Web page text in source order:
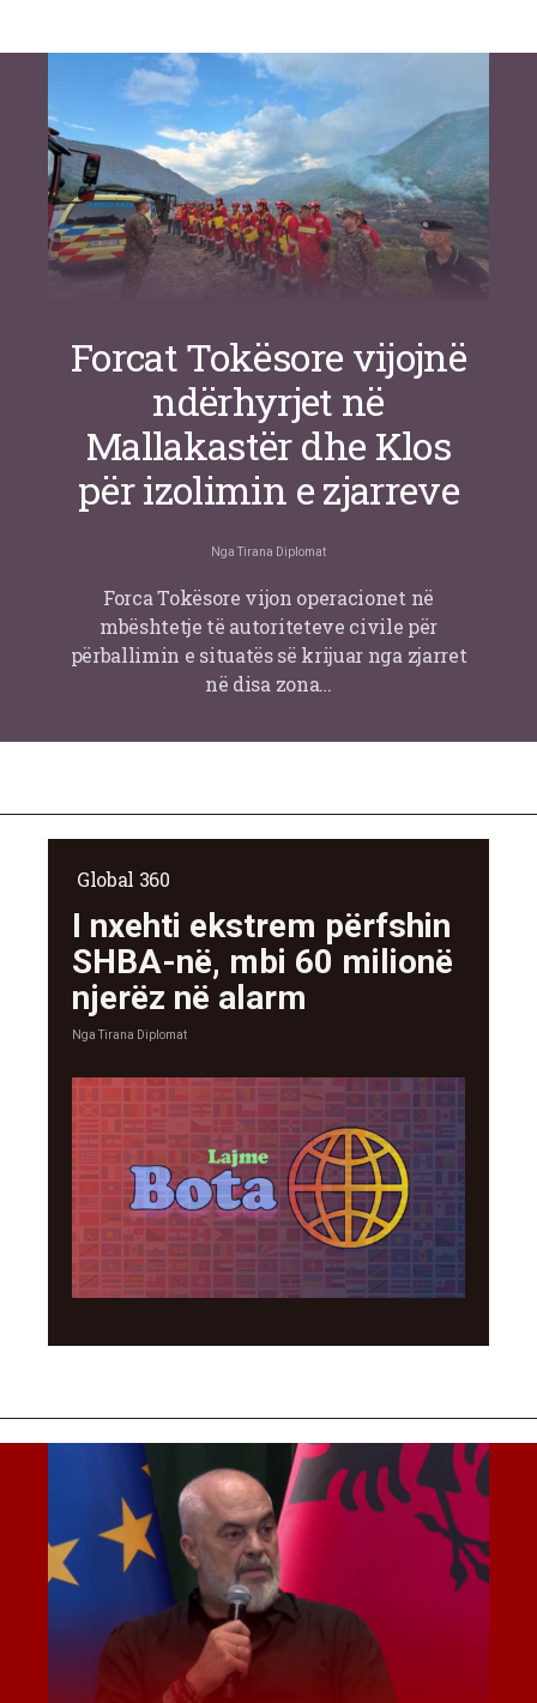
inteligjente izraelite
Or Shalom
Forcat Tokësore vijojnë
ndërhyrjet në
Mallakastër dhe Klos
për izolimin e zjarreve
Nga Tirana Diplomat
Forca Tokësore vijon operacionet në
mbështetje të autoriteteve civile për
përballimin e situatës së krijuar nga zjarret
në disa zona…
Global 360
I nxehti ekstrem përfshin
SHBA-në, mbi 60 milionë
njerëz në alarm
Nga Tirana Diplomat